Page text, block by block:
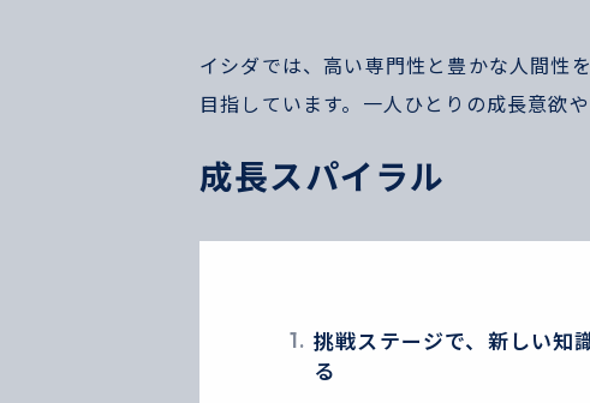
イシダでは、⾼い専⾨性と豊かな⼈間性
目指しています。⼀⼈ひとりの成⻑意欲
成長スパイラル
1. 挑戦ステージで、新しい知
る